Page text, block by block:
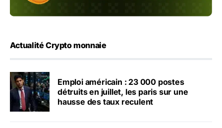
Actualité Crypto monnaie
Emploi américain : 23 000 postes
détruits en juillet, les paris sur une
hausse des taux reculent